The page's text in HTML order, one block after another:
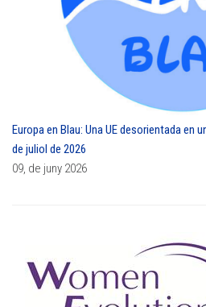
Europa en Blau: Una UE desorientada en
de juliol de 2026
09, de juny 2026